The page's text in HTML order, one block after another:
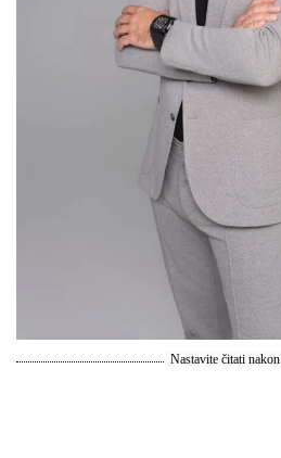
Nastavite čitati